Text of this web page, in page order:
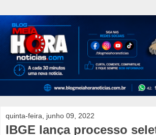
quinta-feira, junho 09, 2022
IBGE lança processo